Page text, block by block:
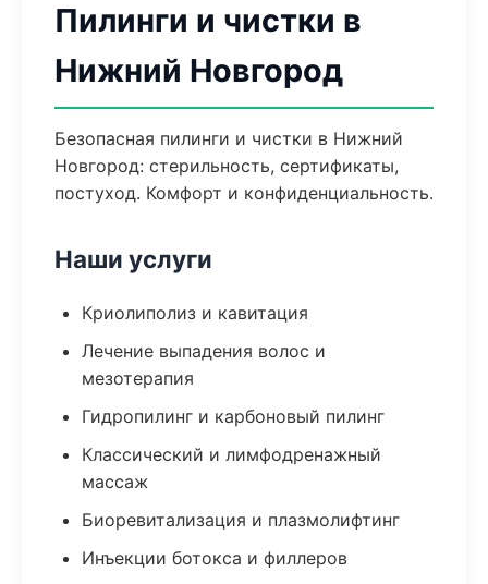
Пилинги и чистки в
Нижний Новгород
Безопасная пилинги и чистки в Нижний
Новгород: стерильность, сертификаты,
постуход. Комфорт и конфиденциальность.
Наши услуги
Криолиполиз и кавитация
Лечение выпадения волос и
мезотерапия
Гидропилинг и карбоновый пилинг
Классический и лимфодренажный
массаж
Биоревитализация и плазмолифтинг
Инъекции ботокса и филлеров